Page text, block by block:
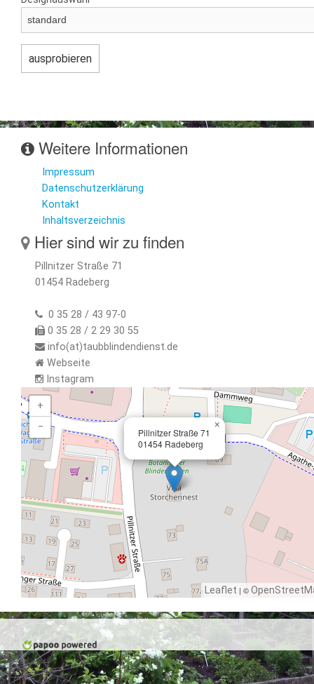
Weitere Informationen
Impressum
Datenschutzerklärung
Kontakt
Inhaltsverzeichnis
Hier sind wir zu finden
Pillnitzer Straße 71
01454 Radeberg
0 35 28 / 43 97-0
0 35 28 / 2 29 30 55
info(at)taubblindendienst.de
Webseite
Instagram
Pillnitzer Straße 71
01454 Radeberg
×
+
−
Leaflet | ©